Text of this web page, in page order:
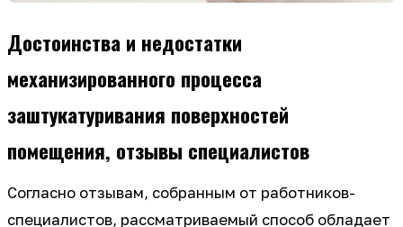
Достоинства и недостатки
механизированного процесса
заштукатуривания поверхностей
помещения, отзывы специалистов
Согласно отзывам, собранным от работников-
специалистов, рассматриваемый способ обладает